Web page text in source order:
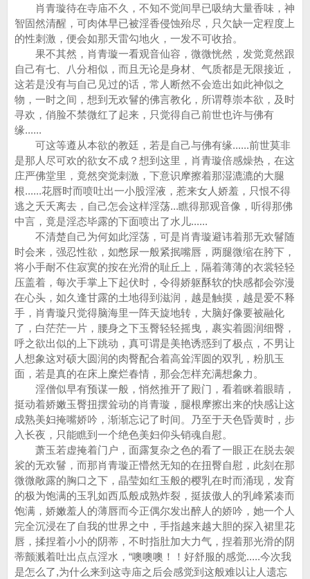
肖青璇待在寺庙不久，不知不觉间早已吸纳大量香味，神
智固然清醒，可肉体早已被淫香侵蚀殆尽，只欠缺一定程度上
的性刺激，便会如那天雷勾地火，一发不可收拾。
果不其然，肖青璇一看观音仙容，微微恍然，发觉竟然跟
自己有七、八分相似，而且无论是身材、气质都是无限接近，
这若是没有与自己见过的话，常人断然不会造出如此神似之
物，一时之间，想到无欢鬙的佛言教化，所谓尊崇本欲，及时
寻欢，俏脸不禁微红了起来，只觉得自己前世也许与佛有
缘......
可这等遵从本欲的教廷，若是自己与佛有缘......前世莫非
是那人尽可欢的欲女不成？想到这里，肖青璇倍感燥热，在这
庄严佛堂里，竟然突觉刺激，下意识摩擦着那湿漉漉的大腿
根......花唇时而喷吐出一小股淫液，惹来女人娇羞，只恨不得
逃之夭夭离去，自己怎会这样淫荡...瞧得那观音像，听得那佛
中言，竟是淫态毕露的下面喷出了水儿......
不清楚自己为何如此淫荡，可是肖青璇避讳着那无欢鬙随
时会来，强忍性欲，如憋尿一般紧抿嘴唇，两腿微缩在胯下，
将小手耐不住寂寞的按在光滑的耻丘上，隔着薄薄的衣裳轻轻
压盖着，每次手掌上下起伏时，令得娇躯酥软的快感都会弥漫
在心头，如久逢甘露的土地得到滋润，越是触摸，越是爱不释
手，肖青璇只觉得脑海里一阵天旋地转，大脑好像要被融化
了，白茫茫一片，腰身之下玉臀轻轻摇曳，裹实着圆润细臀，
呼之欲出似的上下跳动，真可谓是美艳诱惑到了极点，不男让
人想象这对硕大圆润的肉臀配合着高耸浑圆的双乳，粉肌玉
面，若是真的在床上糜烂春情，那会怎样充满想象力。
淫僧似早有预谋一般，悄然推开了殿门，看着眯着眼睛，
挺动着娇嫩玉臀扭摆耸动的肖青璇，腿根摩擦出来的快感让这
成熟美妇掩嘴娇吟，渐渐忘记了时间。乃至于天色昏黄时，步
入长夜，只能瞧到一个绝色美妇仰头销魂自慰。
萧玉若虚掩着门户，面露复杂之色的看了一眼正在脱去袈
裟的无欢鬙，而那肖青璇正懵然无知的在扭臀自慰，此刻在那
微微敞露的胸口之下，晶莹如红玉般的樱乳在时而涌现，发育
的极为饱满的玉乳如西瓜般成熟炸裂，挺拔傲人的乳峰紧凑而
饱满，娇嫩羞人的薄唇而今正偶尔发出醉人的娇吟，她一个人
完全沉浸在了自我的世界之中，手指越来越大胆的探入裙里花
唇，揉捏着小小的阴蒂，不时指肚加大力气，捏着那光滑的阴
蒂颤溅着吐出点点淫水，“噢噢噢！！好舒服的感觉.....今次我
是怎么了,为什么来到这寺庙之后会感觉到这般难以让人遗忘